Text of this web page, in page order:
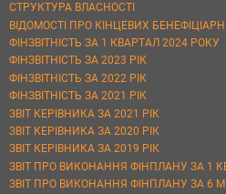
СТРУКТУРА ВЛАСНОСТІ
ВІДОМОСТІ ПРО КІНЦЕВИХ
ФІНЗВІТНІСТЬ ЗА 1 КВАРТАЛ 2024 РОКУ
ФІНЗВІТНІСТЬ ЗА 2023 РІК
ФІНЗВІТНІСТЬ ЗА 2022 РІК
ФІНЗВІТНІСТЬ ЗА 2021 РІК
ЗВІТ КЕРІВНИКА ЗА 2021 РІК
ЗВІТ КЕРІВНИКА ЗА 2020 РІК
ЗВІТ КЕРІВНИКА ЗА 2019 РІК
ЗВІТ ПРО ВИКОНАННЯ ФІНПЛАНУ ЗА 1
ЗВІТ ПРО ВИКОНАННЯ ФІНПЛАНУ ЗА 6